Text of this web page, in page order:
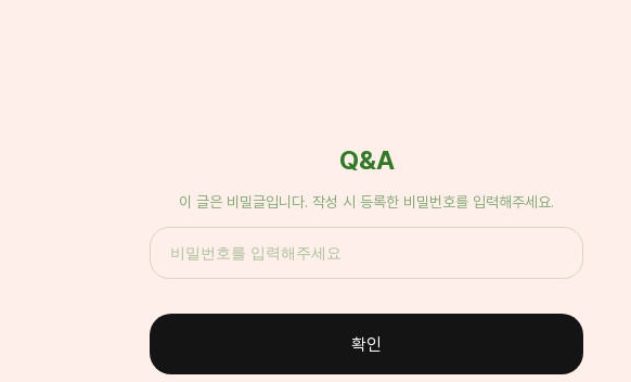
Q&A
이 글은 비밀글입니다. 작성 시 등록한 비밀번호를 입력해주세요.
확인